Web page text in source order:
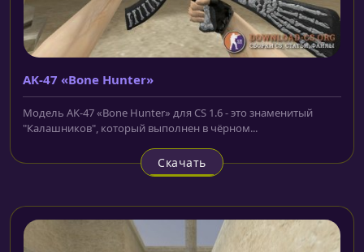
AK-47 «Bone Hunter»
Модель AK-47 «Bone Hunter» для CS 1.6 - это знаменитый
"Калашников", который выполнен в чёрном...
Скачать